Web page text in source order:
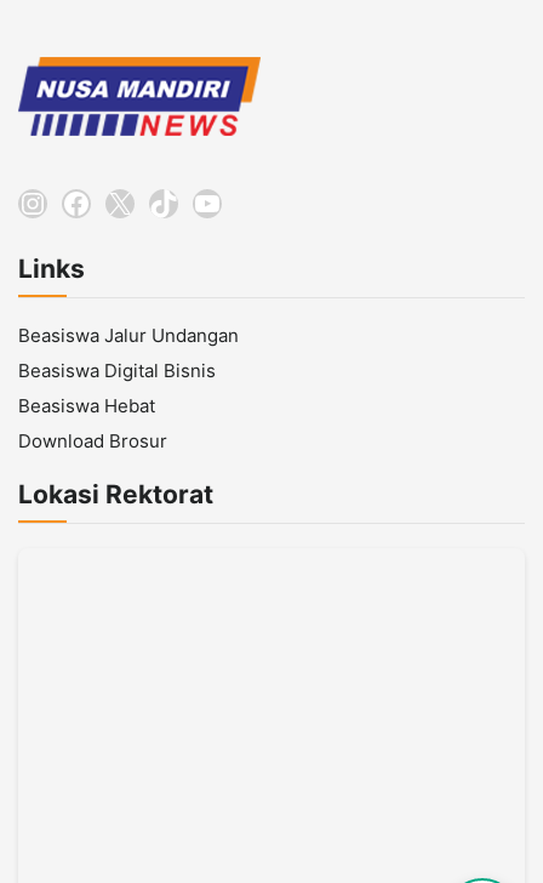
Instagram
Facebook
X TikTokYouTube
Links
Beasiswa Jalur Undangan
Beasiswa Digital Bisnis
Beasiswa Hebat
Download Brosur
Lokasi Rektorat